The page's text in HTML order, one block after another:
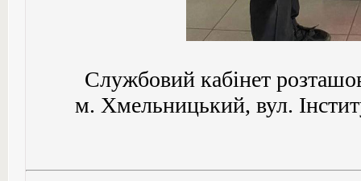
Службовий кабінет
м. Хмельницький, вул.